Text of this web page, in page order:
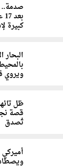
صدمة..
كبيرة
البحار
ويروي
ظل
قصة
تُصدق